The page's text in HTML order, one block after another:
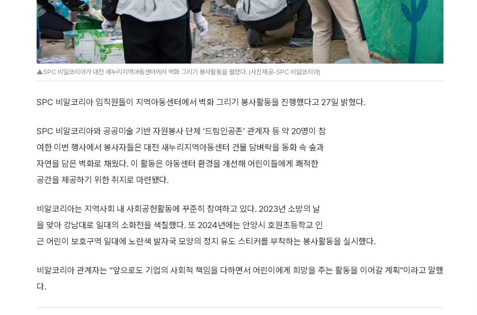
▲SPC 비알코리아가 대전 새누리지역아동센터에서 벽화 그리기 봉사활동을 펼쳤다. (사진제공-SPC 비알코리아)
SPC 비알코리아 임직원들이 지역아동센터에서 벽화 그리기 봉사활동을 진행했다고 27일 밝혔다.
SPC 비알코리아와 공공미술 기반 자원봉사 단체 ‘드림인공존’ 관계자 등 약 20명이 참
여한 이번 행사에서 봉사자들은 대전 새누리지역아동센터 건물 담벼락을 동화 속 숲과
자연을 담은 벽화로 채웠다. 이 활동은 아동센터 환경을 개선해 어린이들에게 쾌적한
공간을 제공하기 위한 취지로 마련됐다.
비알코리아는 지역사회 내 사회공헌활동에 꾸준히 참여하고 있다. 2023년 소방의 날
을 맞아 강남대로 일대의 소화전을 색칠했다. 또 2024년에는 안양시 호원초등학교 인
근 어린이 보호구역 일대에 노란색 발자국 모양의 정지 유도 스티커를 부착하는 봉사활동을 실시했다.
비알코리아 관계자는 “앞으로도 기업의 사회적 책임을 다하면서 어린이에게 희망을 주는 활동을 이어갈 계획"이라고 말했
다.